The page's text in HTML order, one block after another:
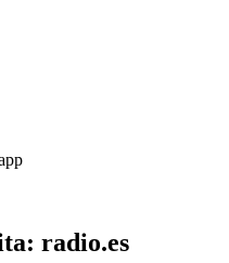
radio.es